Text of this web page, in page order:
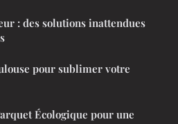
: des solutions inattendues
pour sublimer votre
Écologique pour une